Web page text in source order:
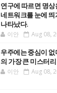
연구에 따르면 명
네트워크를 눈에
나타났다.
이안 Aug 08,
우주에는 중심이
의 가장 큰 미스터
이안 Aug 08,